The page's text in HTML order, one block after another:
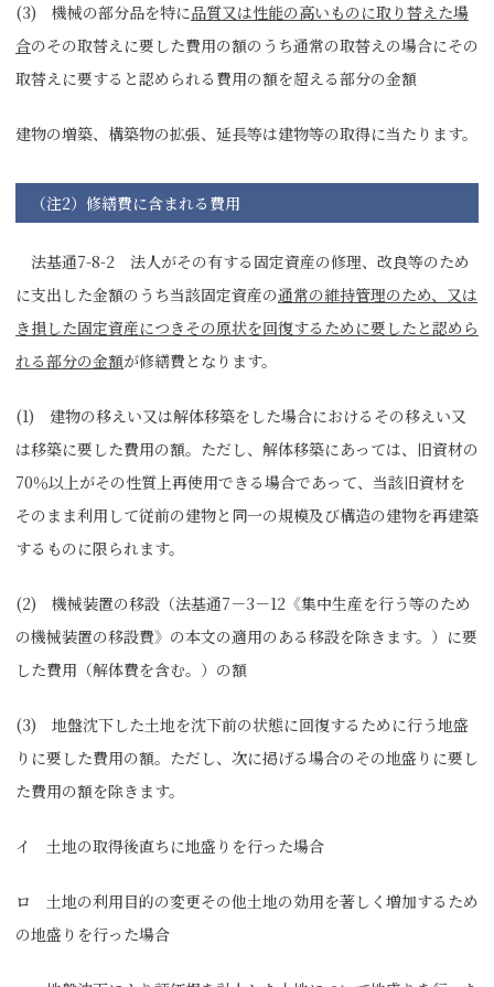
(3) 機械の部分品を特に品質又は性能の高いものに取り替えた場
合のその取替えに要した費用の額のうち通常の取替えの場合にその
取替えに要すると認められる費用の額を超える部分の金額
建物の増築、構築物の拡張、延長等は建物等の取得に当たります。
（注2）修繕費に含まれる費用
法基通7-8-2 法人がその有する固定資産の修理、改良等のため
に支出した金額のうち当該固定資産の通常の維持管理のため、又は
き損した固定資産につきその原状を回復するために要したと認めら
れる部分の金額が修繕費となります。
(1) 建物の移えい又は解体移築をした場合におけるその移えい又
は移築に要した費用の額。ただし、解体移築にあっては、旧資材の
70％以上がその性質上再使用できる場合であって、当該旧資材を
そのまま利用して従前の建物と同一の規模及び構造の建物を再建築
するものに限られます。
(2) 機械装置の移設（法基通7－3－12《集中生産を行う等のため
の機械装置の移設費》の本文の適用のある移設を除きます。）に要
した費用（解体費を含む。）の額
(3) 地盤沈下した土地を沈下前の状態に回復するために行う地盛
りに要した費用の額。ただし、次に掲げる場合のその地盛りに要し
た費用の額を除きます。
イ 土地の取得後直ちに地盛りを行った場合
ロ 土地の利用目的の変更その他土地の効用を著しく増加するため
の地盛りを行った場合